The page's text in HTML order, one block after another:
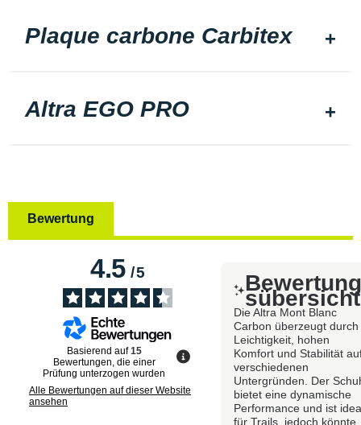
Plaque carbone Carbitex
Altra EGO PRO
Bewertung
4.5/5
Basierend auf15
Bewertungen, die einer
Prüfung unterzogen wurden
Alle Bewertungen auf dieser Website
ansehen
sübersicht
Die Altra Mont Blanc
Carbon überzeugt durch
Leichtigkeit, hohen
Komfort und Stabilität
verschiedenen
Untergründen. Der
bietet eine dynamische
Performance und ist
für Trails, jedoch könnte